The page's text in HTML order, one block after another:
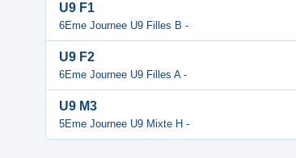
U9 F1
6Eme Journee U9 Filles B -
U9 F2
6Eme Journee U9 Filles A -
U9 M3
5Eme Journee U9 Mixte H -